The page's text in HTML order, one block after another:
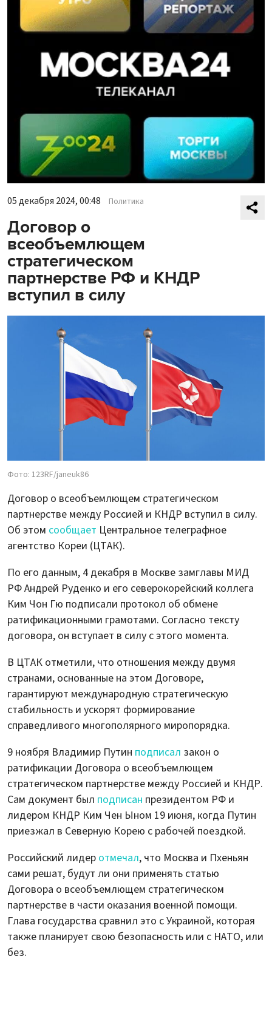
05 декабря 2024, 00:48 Политика
Договор о
всеобъемлющем
стратегическом
партнерстве РФ и КНДР
вступил в силу
Фото: 123RF/janeuk86
Договор о всеобъемлющем стратегическом
партнерстве между Россией и КНДР вступил в силу.
Об этом сообщает Центральное телеграфное
агентство Кореи (ЦТАК).
По его данным, 4 декабря в Москве замглавы МИД
РФ Андрей Руденко и его северокорейский коллега
Ким Чон Гю подписали протокол об обмене
ратификационными грамотами. Согласно тексту
договора, он вступает в силу с этого момента.
В ЦТАК отметили, что отношения между двумя
странами, основанные на этом Договоре,
гарантируют международную стратегическую
стабильность и ускорят формирование
справедливого многополярного миропорядка.
9 ноября Владимир Путин подписал закон о
ратификации Договора о всеобъемлющем
стратегическом партнерстве между Россией и КНДР.
Сам документ был подписан президентом РФ и
лидером КНДР Ким Чен Ыном 19 июня, когда Путин
приезжал в Северную Корею с рабочей поездкой.
Российский лидер отмечал, что Москва и Пхеньян
сами решат, будут ли они применять статью
Договора о всеобъемлющем стратегическом
партнерстве в части оказания военной помощи.
Глава государства сравнил это с Украиной, которая
также планирует свою безопасность или с НАТО, или
без.